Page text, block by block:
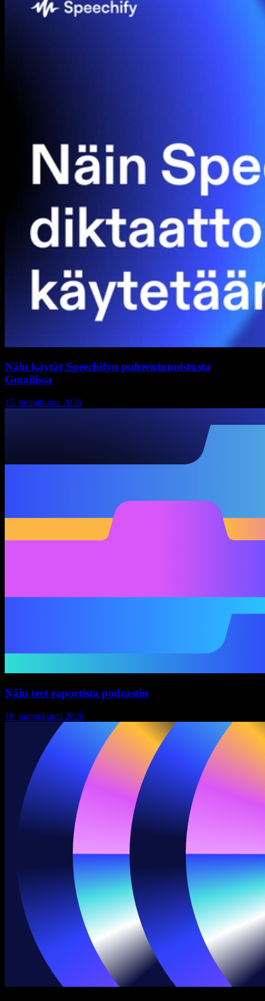
Näin käytät Speechifyn puheentunnistusta
Gmailissa
15. helmikuuta 2026
Näin teet raportista podcastin
18. tammikuuta 2026